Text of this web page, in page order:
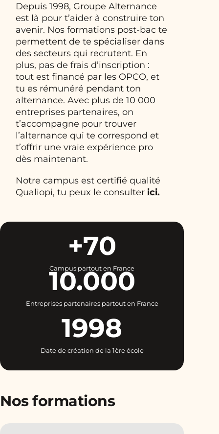
Depuis 1998, Groupe Alternance
est là pour t’aider à construire ton
avenir. Nos formations post-bac te
permettent de te spécialiser dans
des secteurs qui recrutent. En
plus, pas de frais d’inscription :
tout est financé par les OPCO, et
tu es rémunéré pendant ton
alternance. Avec plus de 10 000
entreprises partenaires, on
t’accompagne pour trouver
l’alternance qui te correspond et
t’offrir une vraie expérience pro
dès maintenant.
Notre campus est certifié qualité
Qualiopi, tu peux le consulter ici.
+70
Campus partout en France
10.000
Entreprises partenaires partout en France
1998
Date de création de la 1ère école
Nos formations